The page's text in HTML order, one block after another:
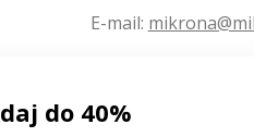
E-mail:
do 40%